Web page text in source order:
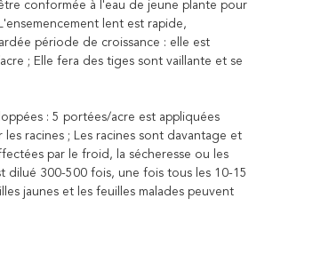
conformée à l'eau de jeune plante pour
lent est rapide,
période de croissance : elle est
; Elle fera des tiges sont vaillante et se
: 5 portées/acre est appliquées
racines ; Les racines sont davantage et
par le froid, la sécheresse ou les
dilué 300-500 fois, une fois tous les 10-15
jaunes et les feuilles malades peuvent